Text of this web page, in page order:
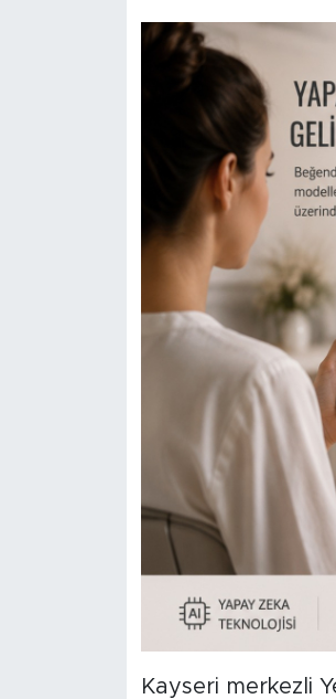
Kayseri merkezli